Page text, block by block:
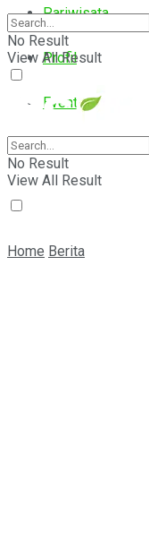
Pariwisata
Profil
Event
E-Magazine
No Result
View All Result
No Result
View All Result
Home Berita